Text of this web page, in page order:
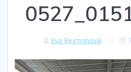
Eva Rejmonová